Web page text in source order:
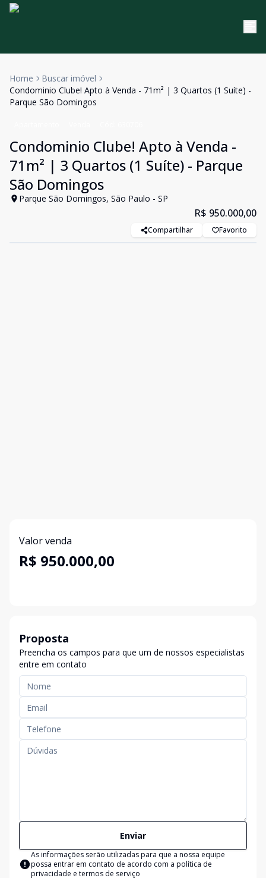
Home
Buscar imóvel
Condominio Clube! Apto à Venda - 71m² | 3 Quartos (1 Suíte) -
Parque São Domingos
Condominio Clube! Apto à Venda -
71m² | 3 Quartos (1 Suíte) - Parque
São Domingos
Parque São Domingos, São Paulo - SP
R$ 950.000,00
Compartilhar Favorito
Valor venda
R$ 950.000,00
Proposta
Preencha os campos para que um de nossos especialistas
entre em contato
Enviar
As informações serão utilizadas para que a nossa equipe
possa entrar em contato de acordo com a política de
privacidade e termos de serviço